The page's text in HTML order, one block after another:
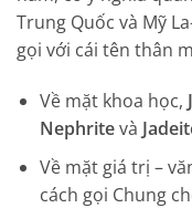
Trung Quốc và Mỹ
gọi với cái tên thân
Về mặt khoa học,
Nephritevà
Về mặt giá trị –
cách gọi Chung